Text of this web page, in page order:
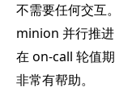
不需要任何交互
minion 并行推
在 on-call 轮值
非常有帮助。